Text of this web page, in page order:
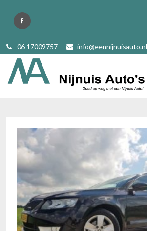
06 17009757 info@eennijnuisauto.nl